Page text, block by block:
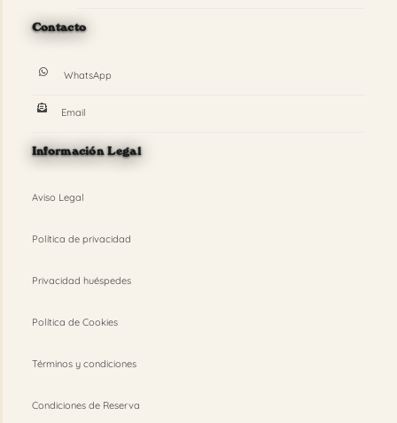
Contacto
WhatsApp
Email
Información Legal
Aviso Legal
Política de privacidad
Privacidad huéspedes
Política de Cookies
Términos y condiciones
Condiciones de Reserva